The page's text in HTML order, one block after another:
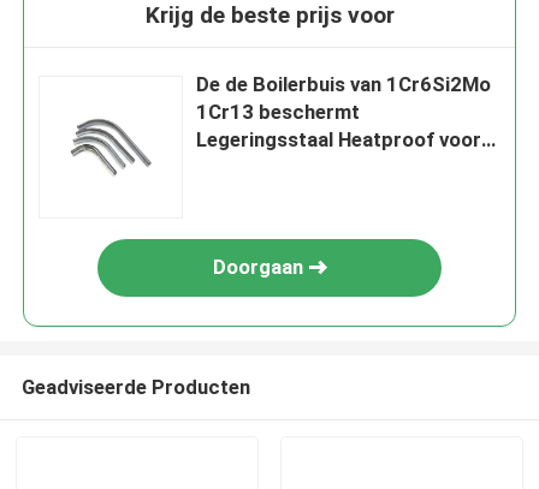
Krijg de beste prijs voor
De de Boilerbuis van 1Cr6Si2Mo
1Cr13 beschermt
Legeringsstaal Heatproof voor
Doorgaan
Geadviseerde Producten